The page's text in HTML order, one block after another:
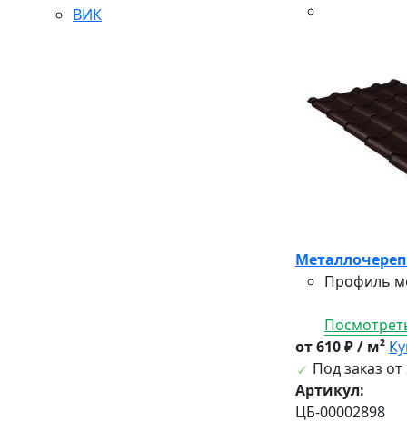
ВИК
Профиль
от 610 ₽ / м²
Под заказ от
Артикул:
ЦБ-00002898